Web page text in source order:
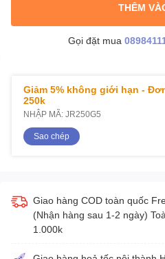
THÊM
Gọi đặt mua
Giảm 5% không giới hạn -
250k
NHẬP MÃ: JR250G5
Sao chép
Giao hàng COD toàn quốc
(Nhận hàng sau 1-2 ngày)
1.000k